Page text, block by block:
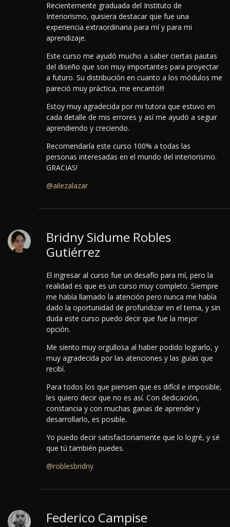
Recientemente graduada del Instituto de
Interiorismo, quisiera destacar que fue una
experiencia extraordinaria para mí y para mi
aprendizaje.
Este curso me ayudó mucho a saber ciertas pautas
del diseño que son muy importantes para proyectar
a futuro. Su distribución en cuanto a los módulos me
pareció muy práctica, me encantó!!!
Estoy muy agradecida por mi tutora que estuvo en
cada detalle de mis errores y así me ayudó a seguir
aprendiendo y creciendo.
Recomendaría este curso 100% a todas las
personas interesadas en el mundo del interiorismo.
GRACIAS!
@ailezalazar
Bridny Sidume Robles
Gutiérrez
El ingresar al curso fue un desafío para mí, pero la
realidad es que es un curso muy completo. Siempre
me había llamado la atención pero nunca me había
dado la oportunidad de profundizar en el tema, y sin
duda este curso puedo decir que fue la mejor
opción.
Me siento muy orgullosa al haber podido lograrlo, y
muy agradecida por las atenciones y las guías que
recibí.
Para todos los que piensen que es difícil e imposible,
les quiero decir que no es así. Con dedicación,
constancia y con muchas ganas de aprender y
desarrollarlo, es posible.
Yo puedo decir satisfactoriamente que lo logré, y sé
que tú también puedes.
@roblesbridny
Federico Campise